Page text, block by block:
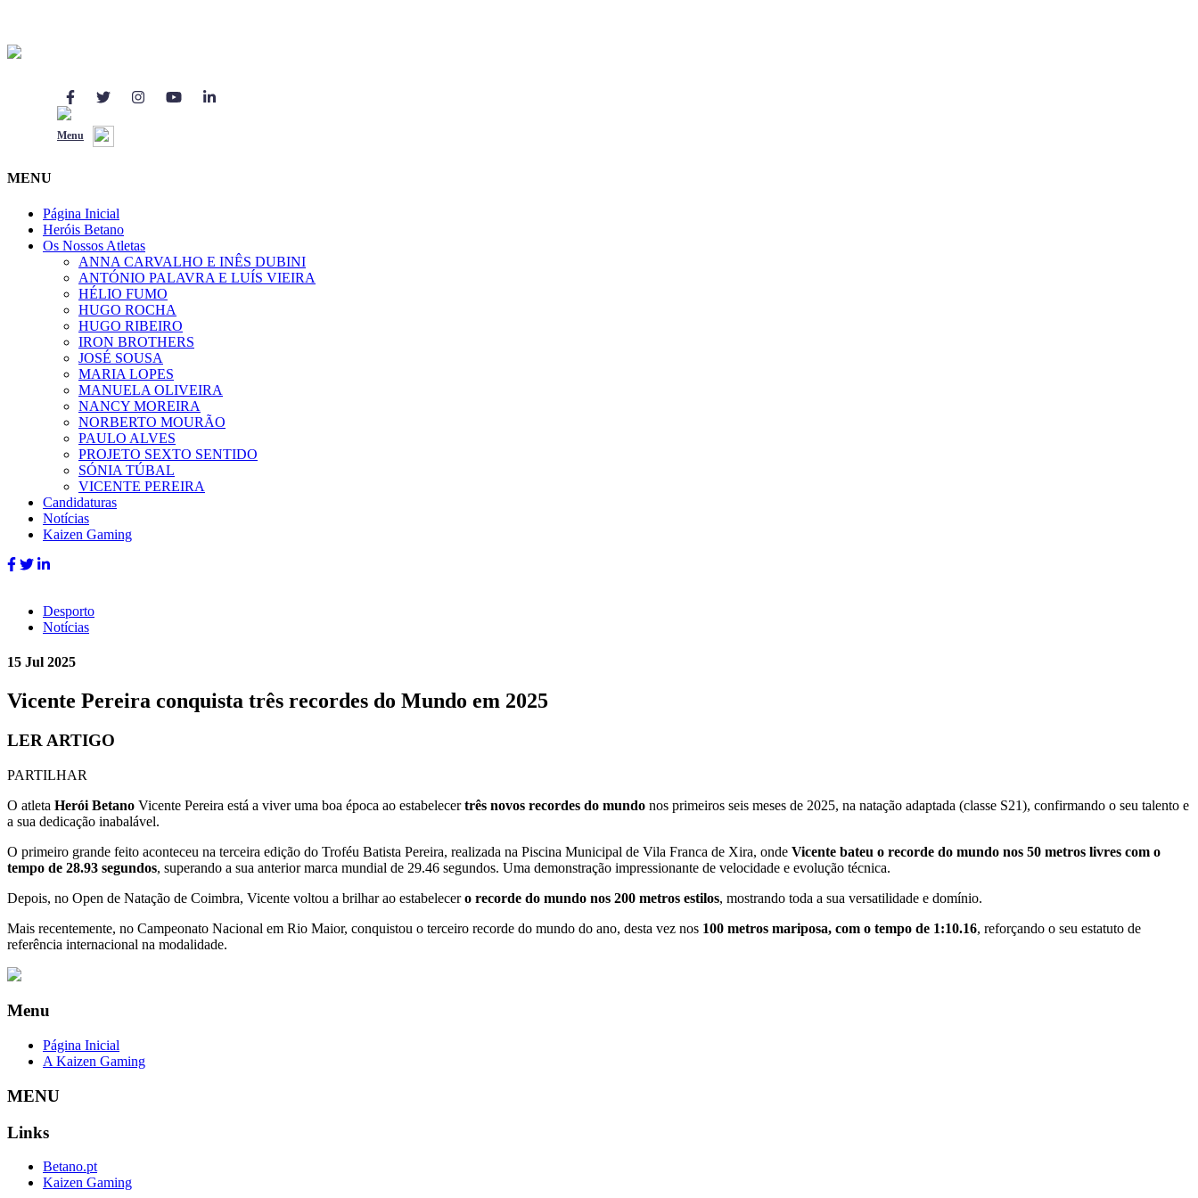
Menu
O programa de
da Betano.pt
Todos os direitos reservados
MENU
Página Inicial
Heróis Betano
Os Nossos Atletas
ANNA CARVALHO E INÊS DUBINI
ANTÓNIO PALAVRA E LUÍS VIEIRA
HÉLIO FUMO
HUGO ROCHA
HUGO RIBEIRO
IRON BROTHERS
JOSÉ SOUSA
MARIA LOPES
MANUELA OLIVEIRA
NANCY MOREIRA
NORBERTO MOURÃO
PAULO ALVES
PROJETO SEXTO SENTIDO
SÓNIA TÚBAL
VICENTE PEREIRA
Candidaturas
Notícias
Kaizen Gaming
Desporto
Notícias
15 Jul 2025
Vicente Pereira conquista três recordes do Mundo em 2025
LER ARTIGO
PARTILHAR
O atleta Herói Betano Vicente Pereira está a viver uma boa época ao estabelecertrês novos recordes do mundo nos primeiros seis meses de 2025, na natação adaptada (classe S21), confirmando o seu talento e
a sua dedicação inabalável.
O primeiro grande feito aconteceu na terceira edição do Troféu Batista Pereira, realizada na Piscina Municipal de Vila Franca de Xira, onde Vicente bateu o recorde do mundo nos 50 metros livres com o
tempo de 28.93 segundos, superando a sua anterior marca mundial de 29.46 segundos. Uma demonstração impressionante de velocidade e evolução técnica.
Depois, no Open de Natação de Coimbra, Vicente voltou a brilhar ao estabelecero recorde do mundo nos 200 metros estilos, mostrando toda a sua versatilidade e domínio.
Mais recentemente, no Campeonato Nacional em Rio Maior, conquistou o terceiro recorde do mundo do ano, desta vez nos 100 metros mariposa, com o tempo de 1:10.16, reforçando o seu estatuto de
referência internacional na modalidade.
Menu
Página Inicial
A Kaizen Gaming
MENU
Links
Betano.pt
Kaizen Gaming